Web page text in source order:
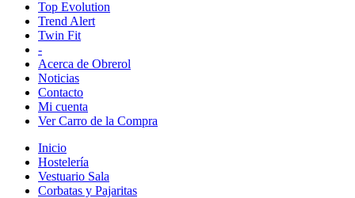
Top Evolution
Trend Alert
Twin Fit
-
Acerca de Obrerol
Noticias
Contacto
Mi cuenta
Ver Carro de la Compra
Inicio
Hostelería
Vestuario Sala
Corbatas y Pajaritas